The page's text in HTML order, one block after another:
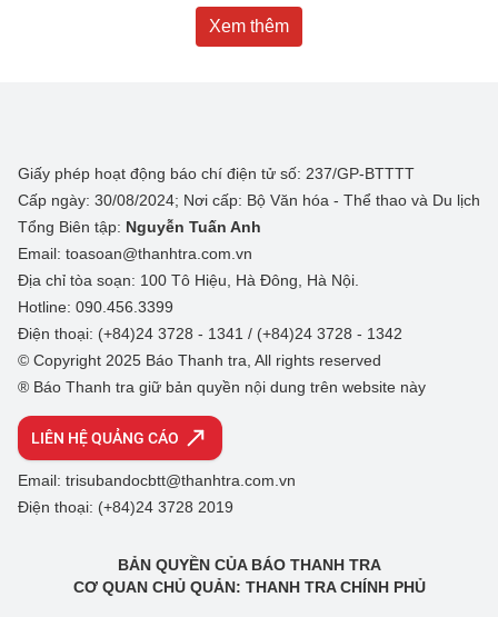
Xem thêm
Giấy phép hoạt động báo chí điện tử số: 237/GP-BTTTT
Cấp ngày: 30/08/2024; Nơi cấp: Bộ Văn hóa - Thể thao và Du lịch
Tổng Biên tập: Nguyễn Tuấn Anh
Email: toasoan@thanhtra.com.vn
Địa chỉ tòa soạn: 100 Tô Hiệu, Hà Đông, Hà Nội.
Hotline: 090.456.3399
Điện thoại: (+84)24 3728 - 1341 / (+84)24 3728 - 1342
© Copyright 2025 Báo Thanh tra, All rights reserved
® Báo Thanh tra giữ bản quyền nội dung trên website này
LIÊN HỆ QUẢNG CÁO
Email: trisubandocbtt@thanhtra.com.vn
Điện thoại: (+84)24 3728 2019
BẢN QUYỀN CỦA BÁO THANH TRA
CƠ QUAN CHỦ QUẢN: THANH TRA CHÍNH PHỦ